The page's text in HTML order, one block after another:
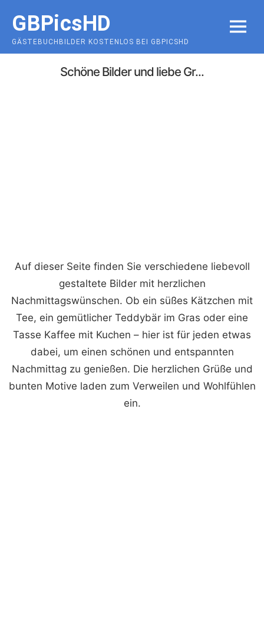
content
GBPicsHD
GÄSTEBUCHBILDER KOSTENLOS BEI GBPICSHD
MENU
Schöne Bilder und liebe Gr...
Auf dieser Seite finden Sie verschiedene liebevoll
gestaltete Bilder mit herzlichen
Nachmittagswünschen. Ob ein süßes Kätzchen mit
Tee, ein gemütlicher Teddybär im Gras oder eine
Tasse Kaffee mit Kuchen – hier ist für jeden etwas
dabei, um einen schönen und entspannten
Nachmittag zu genießen. Die herzlichen Grüße und
bunten Motive laden zum Verweilen und Wohlfühlen
ein.